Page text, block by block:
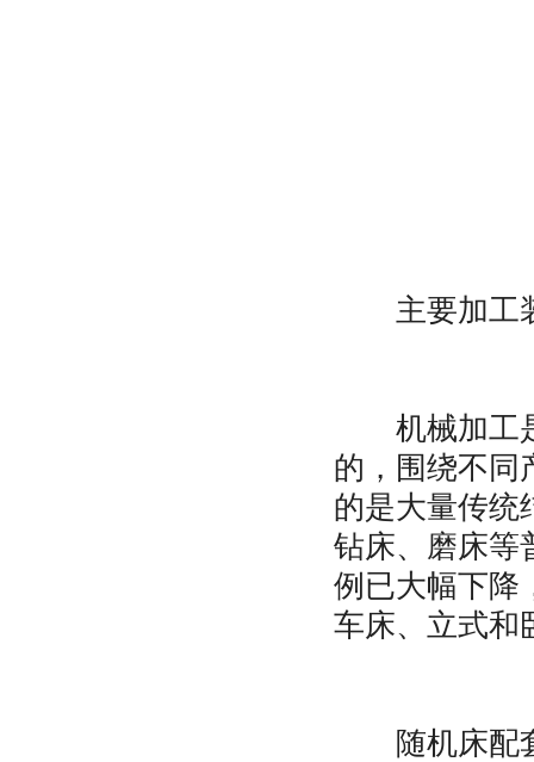
主要加工
机械加工是
的，围绕不同
的是大量传统
钻床、磨床等
例已大幅下降
车床、立式和
随机床配套